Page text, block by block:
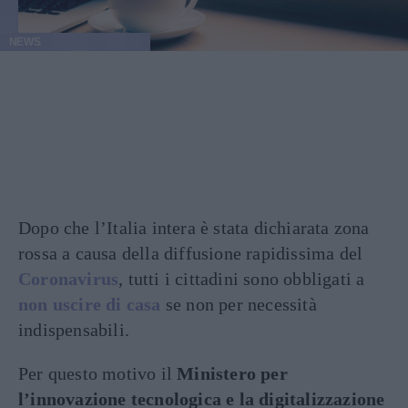
Dopo che l’Italia intera è stata dichiarata zona
rossa a causa della diffusione rapidissima del
Coronavirus, tutti i cittadini sono obbligati a
non uscire di casa se non per necessità
indispensabili.
Per questo motivo ilMinistero per
l’innovazione tecnologica e la digitalizzazione